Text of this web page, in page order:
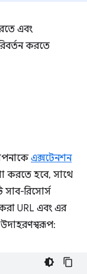
এবং
করতে
এক্সটেনশন
করতে হবে, সাথে
রিসোর্স
URL এবং এর